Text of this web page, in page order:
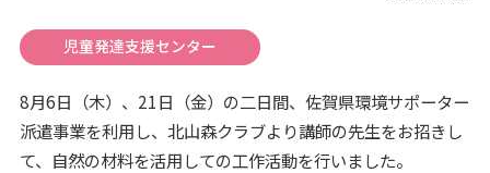
児童発達支援センター
8月6日（木）、21日（金）の二日間、佐賀県環境サポーター
派遣事業を利用し、北山森クラブより講師の先生をお招きし
て、自然の材料を活用しての工作活動を行いました。